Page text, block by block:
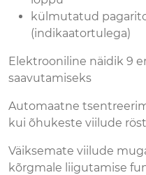
külmutatud
(indikaatortulega)
Elektrooniline näidik 9
saavutamiseks
Automaatne
kui õhukeste viilude
Väiksemate viilude
kõrgmale liigutamise